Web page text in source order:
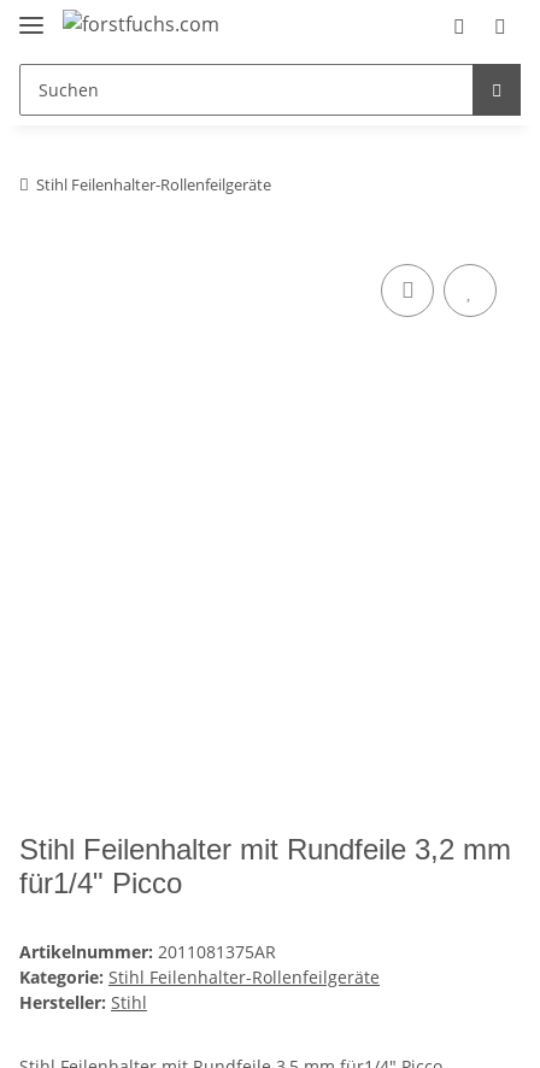
Stihl Feilenhalter-Rollenfeilgeräte
Stihl Feilenhalter mit Rundfeile 3,2 mm
für1/4" Picco
Artikelnummer: 2011081375AR
Kategorie: Stihl Feilenhalter-Rollenfeilgeräte
Hersteller: Stihl